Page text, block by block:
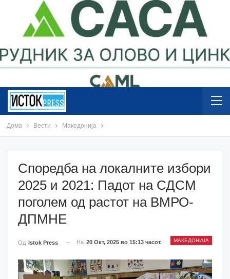
Дома Вести Македонија
Споредба на локалните избори
2025 и 2021: Падот на СДСМ
поголем од растот на ВМРО-
ДПМНЕ
МАКЕДОНИЈА
Од Istok Press На 20 Окт, 2025 во 15:13 часот.